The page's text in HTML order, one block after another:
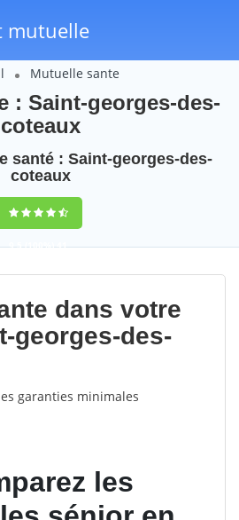
mutuelle
Mutuelle sante
: Saint-georges-des-
coteaux
santé : Saint-georges-des-
coteaux
9,5(100%)41
votes
dans votre
georges-des-
garanties minimales